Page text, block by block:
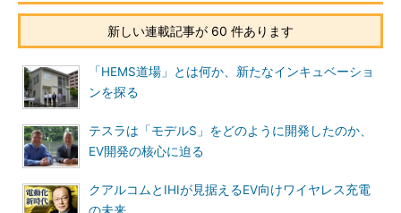
新しい連載記事が 60 件あります
「HEMS道場」とは何か、新たなインキュベーショ
ンを探る
テスラは「モデルS」をどのように開発したのか、
EV開発の核心に迫る
クアルコムとIHIが見据えるEV向けワイヤレス充電